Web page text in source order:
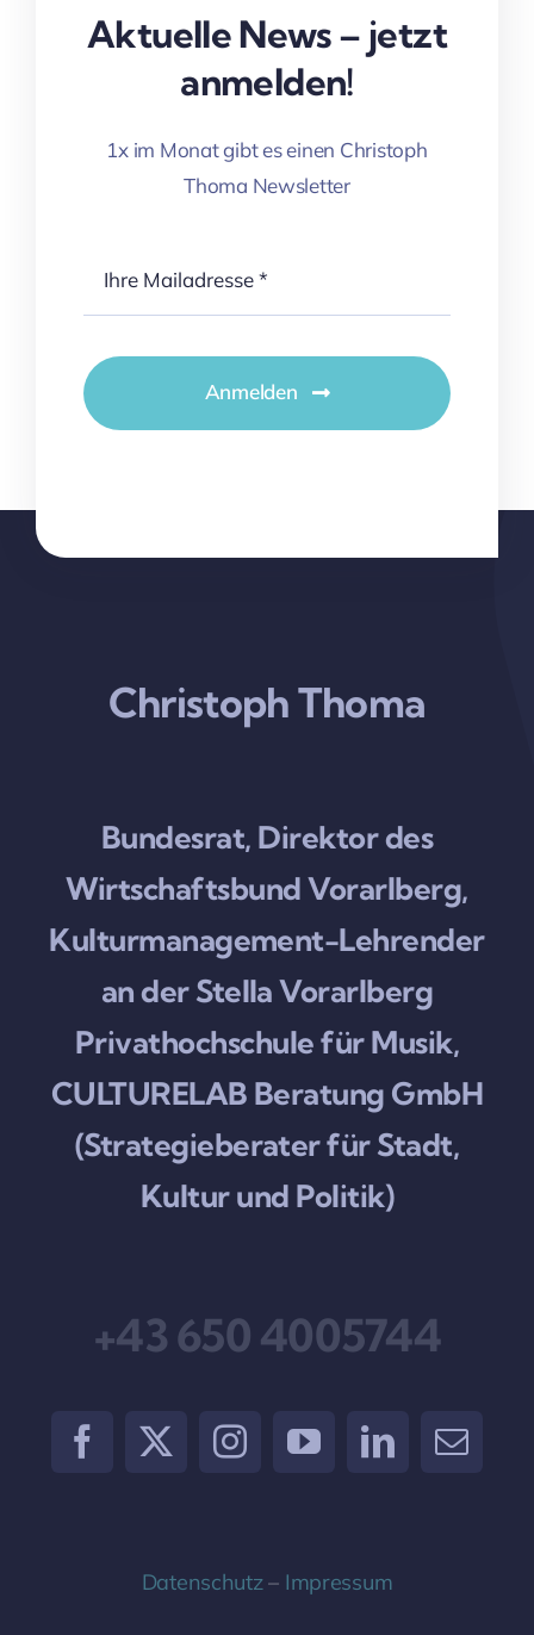
Aktuelle News – jetzt
anmelden!
1x im Monat gibt es einen Christoph
Thoma Newsletter
Anmelden
Christoph Thoma
Bundesrat, Direktor des
Wirtschaftsbund Vorarlberg,
Kulturmanagement-Lehrender
an der Stella Vorarlberg
Privathochschule für Musik,
CULTURELAB Beratung GmbH
(Strategieberater für Stadt,
Kultur und Politik)
+43 650 4005744
Datenschutz– Impressum